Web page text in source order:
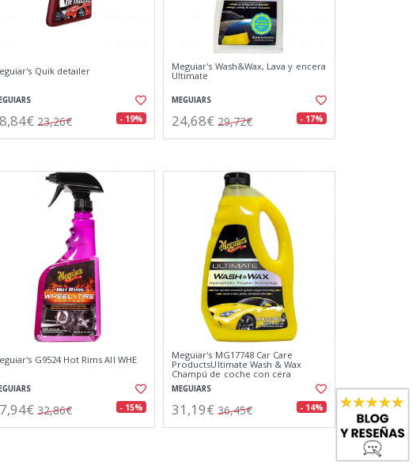
Quik detailer
23,26€ - 19%
Meguiar's Wash&Wax, Lava y encera
Ultimate
MEGUIARS
24,68€ 29,72€ - 17%
G9524 Hot Rims All WHE
32,86€ - 15%
Meguiar's MG17748 Car Care
ProductsUltimate Wash & Wax
Champú de coche con cera
MEGUIARS
31,19€ 36,45€ - 14%